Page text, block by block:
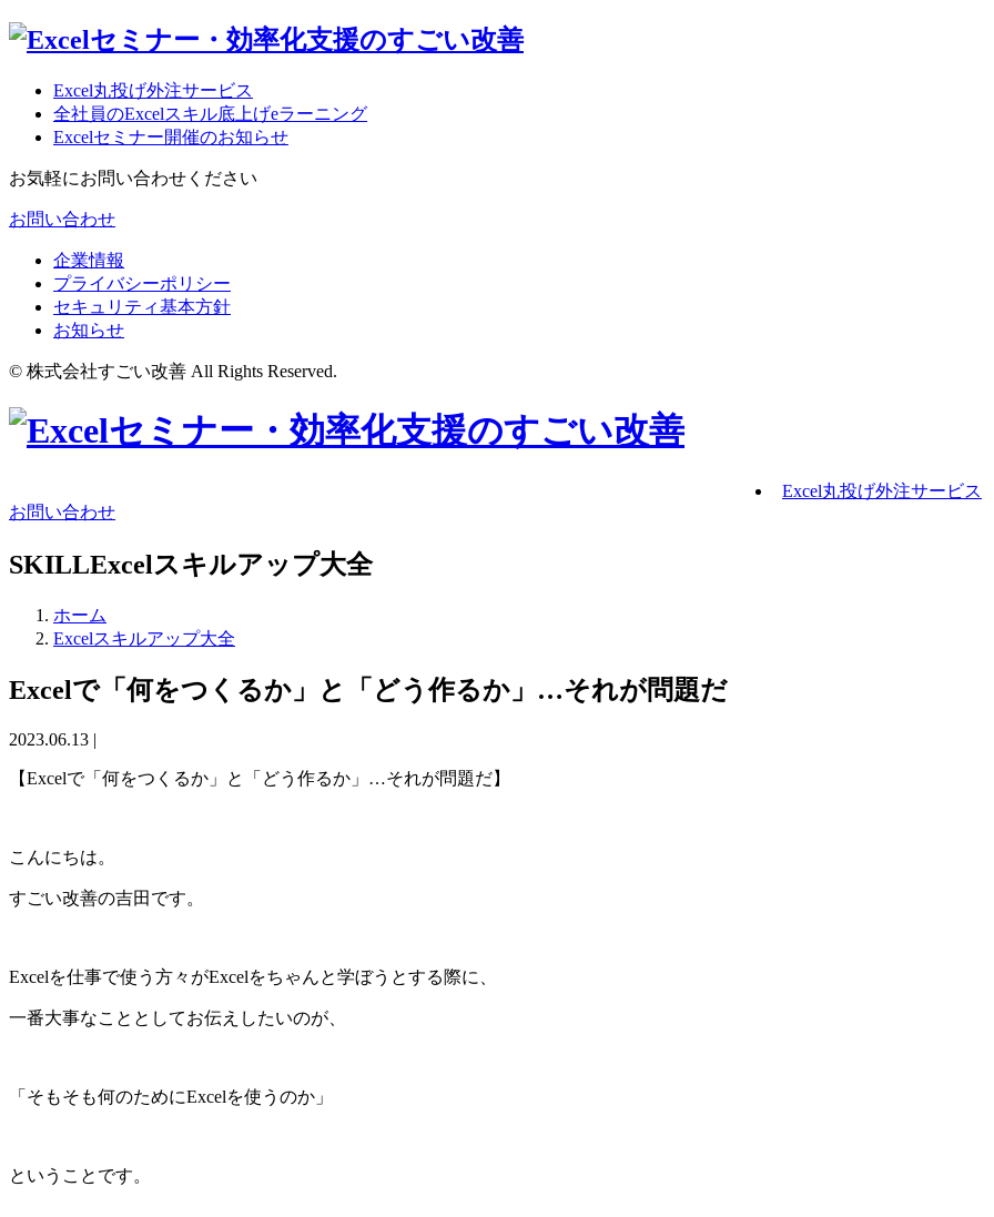
Excel丸投げ外注サービス
全社員のExcelスキル底上げeラーニング
Excelセミナー開催のお知らせ
お気軽にお問い合わせください
お問い合わせ
企業情報
プライバシーポリシー
セキュリティ基本方針
お知らせ
© 株式会社すごい改善 All Rights Reserved.
Excel丸投げ外注サービス
お問い合わせ
SKILLExcelスキルアップ大全
ホーム
Excelスキルアップ大全
Excelで「何をつくるか」と「どう作るか」…それが問題だ
2023.06.13 |
【Excelで「何をつくるか」と「どう作るか」…それが問題だ】
こんにちは。
すごい改善の吉田です。
Excelを仕事で使う方々がExcelをちゃんと学ぼうとする際に、
一番大事なこととしてお伝えしたいのが、
「そもそも何のためにExcelを使うのか」
ということです。